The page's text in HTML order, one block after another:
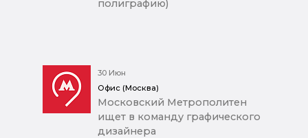
полиграфию)
30 Июн
Офис (Москва)
Московский Метрополитен
ищет в команду графического
дизайнера